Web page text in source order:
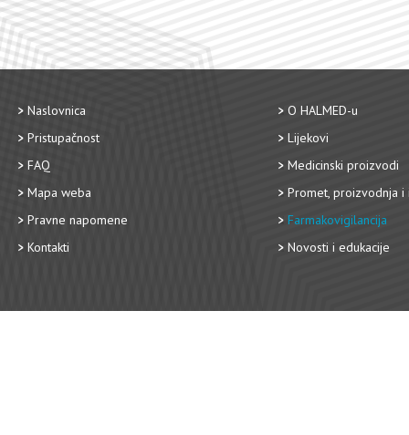
Naslovnica
Pristupačnost
FAQ
Mapa weba
Pravne napomene
Kontakti
O HALMED-u
Lijekovi
Medicinski proizvodi
Promet, proizvodnja i
Farmakovigilancija
Novosti i edukacije